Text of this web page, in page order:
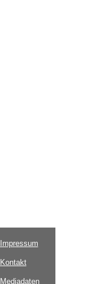
Impressum
Kontakt
Mediadaten